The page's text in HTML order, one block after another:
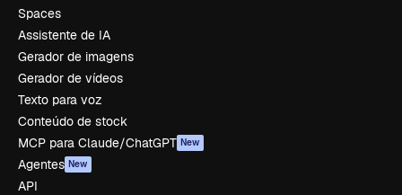
Spaces
Assistente de IA
Gerador de imagens
Gerador de vídeos
Texto para voz
Conteúdo de stock
MCP para Claude/ChatGPT New
Agentes New
API